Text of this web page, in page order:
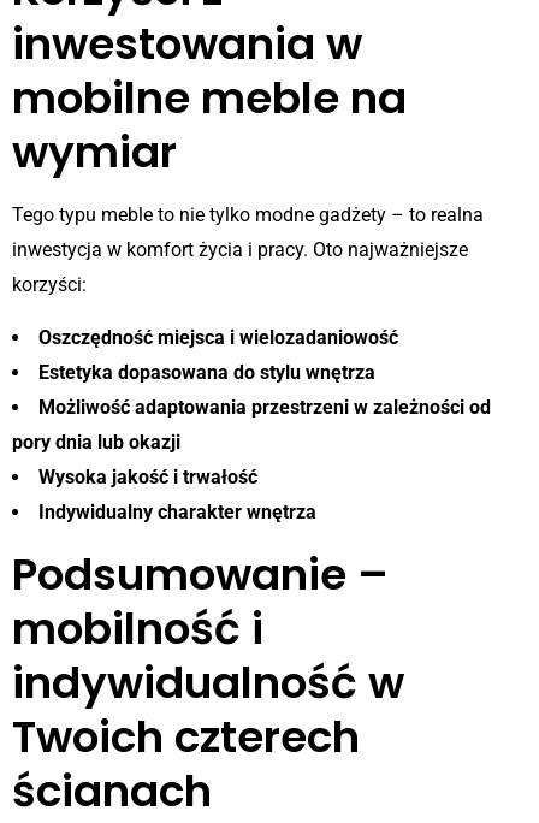
inwestowania w
mobilne meble na
wymiar
Tego typu meble to nie tylko modne gadżety – to realna
inwestycja w komfort życia i pracy. Oto najważniejsze
korzyści:
Oszczędność miejsca i wielozadaniowość
Estetyka dopasowana do stylu wnętrza
Możliwość adaptowania przestrzeni w zależności od
pory dnia lub okazji
Wysoka jakość i trwałość
Indywidualny charakter wnętrza
Podsumowanie –
mobilność i
indywidualność w
Twoich czterech
ścianach